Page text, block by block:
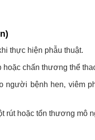
thực hiện phẫu thuật.
hoặc chấn thương thể
người bệnh hen, viêm
rút hoặc tổn thương mô